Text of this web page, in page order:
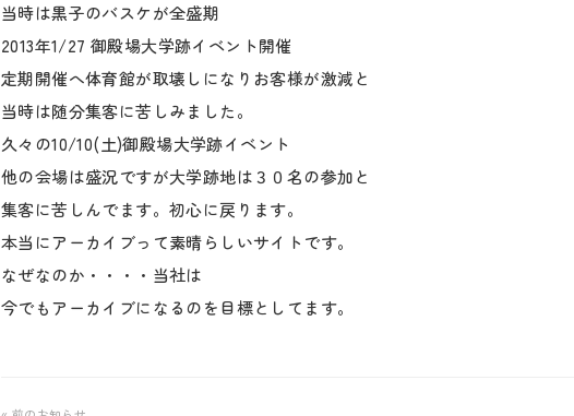
当時は黒子のバスケが全盛期
2013年1/27 御殿場大学跡イベント開催
定期開催へ体育館が取壊しになりお客様が激減と
当時は随分集客に苦しみました。
久々の10/10(土)御殿場大学跡イベント
他の会場は盛況ですが大学跡地は３０名の参加と
集客に苦しんでます。初心に戻ります。
本当にアーカイブって素晴らしいサイトです。
なぜなのか・・・・当社は
今でもアーカイブになるのを目標としてます。